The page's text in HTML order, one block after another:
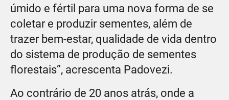
úmido e fértil para uma nova forma de se
coletar e produzir sementes, além de
trazer bem-estar, qualidade de vida dentro
do sistema de produção de sementes
florestais”, acrescenta Padovezi.
Ao contrário de 20 anos atrás, onde a